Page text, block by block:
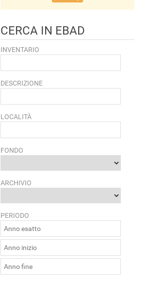
CERCA IN EBAD
INVENTARIO
DESCRIZIONE
LOCALITÀ
FONDO
ARCHIVIO
PERIODO